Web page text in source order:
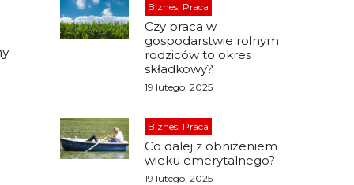
Biznes, Praca
Czy praca w
gospodarstwie rolnym
rodziców to okres
składkowy?
19 lutego, 2025
Biznes, Praca
Co dalej z obniżeniem
wieku emerytalnego?
19 lutego, 2025